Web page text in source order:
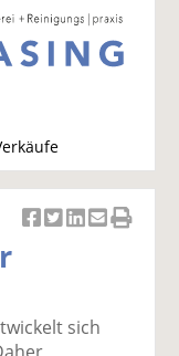
u
c
el
a
el
t
el
a
el
p
sich